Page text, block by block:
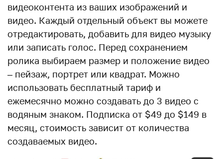
видеоконтента из ваших изображений и
видео. Каждый отдельный объект вы можете
отредактировать, добавить для видео музыку
или записать голос. Перед сохранением
ролика выбираем размер и положение видео
– пейзаж, портрет или квадрат. Можно
использовать бесплатный тариф и
ежемесячно можно создавать до 3 видео с
водяным знаком. Подписка от $49 до $149 в
месяц, стоимость зависит от количества
создаваемых видео.